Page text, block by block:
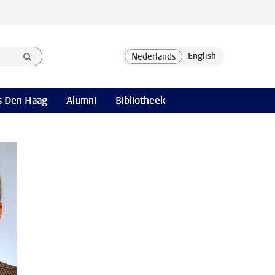
Den Haag Alumni Bibliotheek